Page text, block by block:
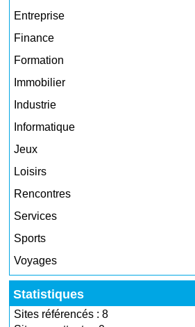
Entreprise
Finance
Formation
Immobilier
Industrie
Informatique
Jeux
Loisirs
Rencontres
Services
Sports
Voyages
Statistiques
Sites référencés : 8